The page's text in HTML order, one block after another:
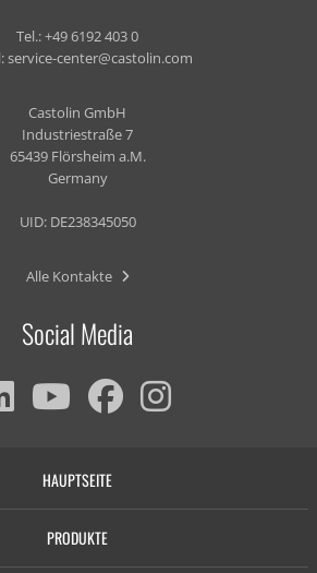
Tel.:+49 6192 403 0
service-center@castolin.com
Castolin GmbH
Industriestraße 7
65439 Flörsheim a.M.
Germany
UID: DE238345050
Alle Kontakte
Social Media
HAUPTSEITE
PRODUKTE